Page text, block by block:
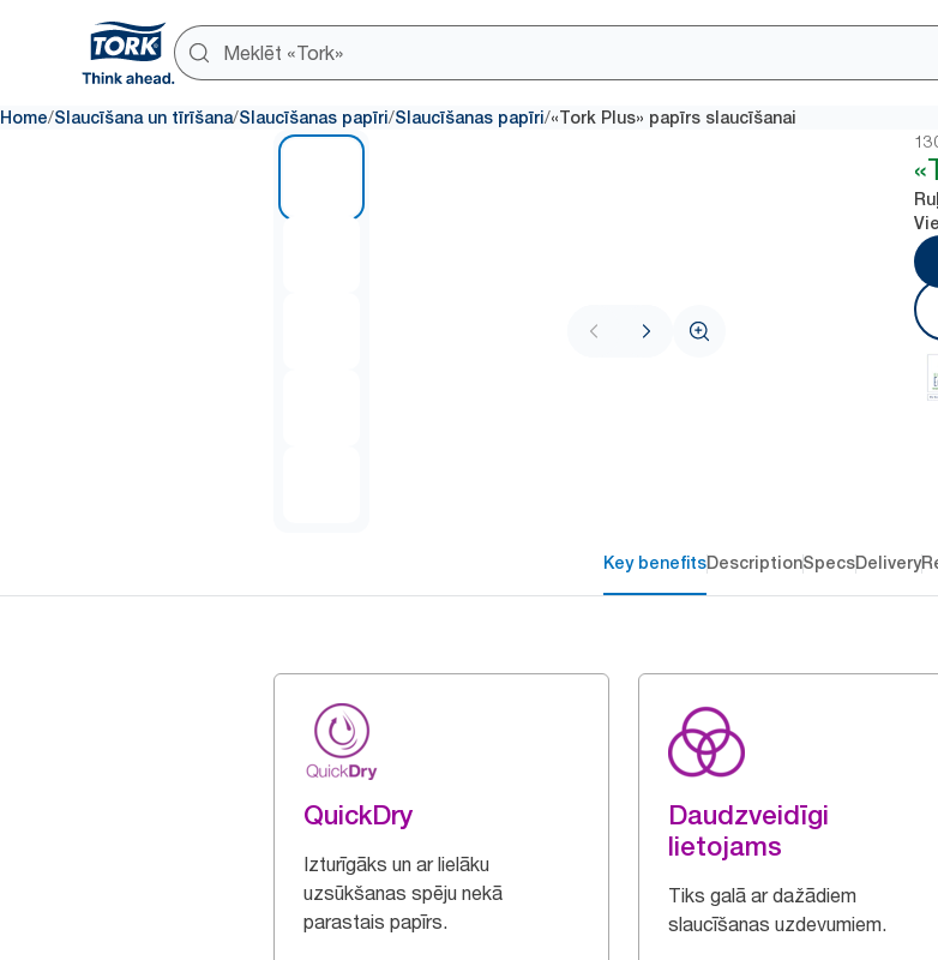
Home/Slaucīšana un tīrīšana/Slaucīšanas papīri/Slaucīšanas papīri/«Tork Plus» papīrs slaucīšanai
Key benefitsDescriptionSpecsDelivery
QuickDry
Izturīgāks un ar lielāku
uzsūkšanas spēju nekā
parastais papīrs.
Daudzveidīgi
lietojams
Tiks galā ar dažādiem
slaucīšanas uzdevumiem.